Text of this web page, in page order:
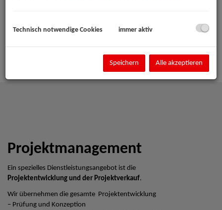
Projektmanagement
Ein spezielles Dienstleistungsangebot ist die
Projektentwicklung und der Projektverkauf.
Wir übernehmen die gesamte Projektentwicklung
– Prüfung und Konzeption
Technisch notwendige Cookies immer aktiv
Speichern Alle akzeptieren